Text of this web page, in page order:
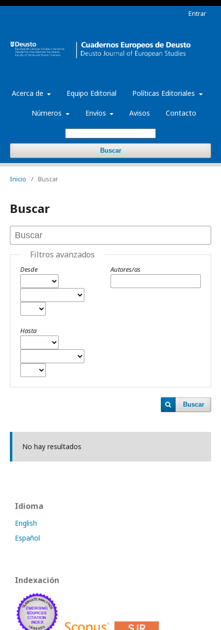
Acerca de Equipo Editorial Políticas Editoriales
Números Envíos Avisos Contacto
Buscar
Entrar
Inicio / Buscar
Buscar
Filtros avanzados
Desde
Hasta
Autores/as
Buscar
No hay resultados
Idioma
English
Español
Indexación